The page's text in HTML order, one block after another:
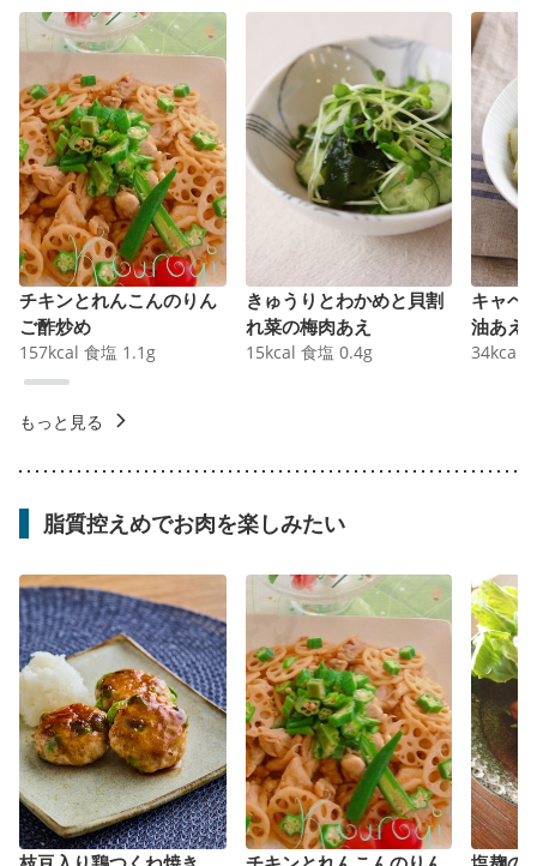
チキンとれんこんのりん
ご酢炒め
157kcal 食塩 1.1 g
きゅうりとわかめと貝割
れ菜の梅肉あえ
15kcal 食塩 0.4g
キャベ
油あえ
34kcal
もっと見る
脂質控えめでお肉を楽しみたい